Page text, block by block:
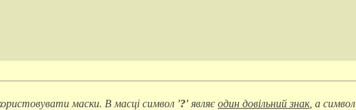
маски. В масці символ '?' являє один довільний знак, а символ